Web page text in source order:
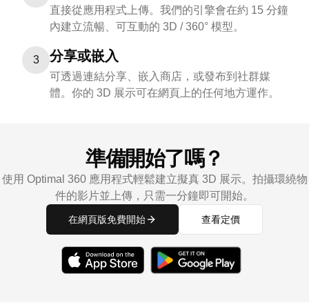
直接從應用程式上傳。我們的引擎會在約 15 分鐘
內建立流暢、可互動的 3D / 360° 模型。
3 分享或嵌入
可透過連結分享、嵌入商店，或發布到社群媒
體。你的 3D 展示可在網頁上的任何地方運作。
準備開始了嗎？
使用 Optimal 360 應用程式輕鬆建立擬真 3D 展示。拍攝環繞物
件的影片並上傳，只需一分鐘即可開始。
在網頁版免費開始 查看定價